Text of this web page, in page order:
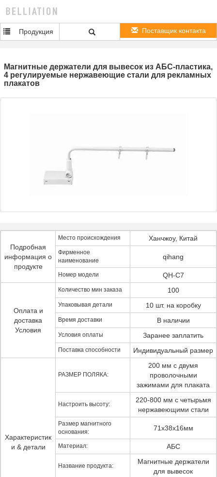
Продукция Поставщик контакта
Магнитные держатели для вывесок из АБС-пластика,
4 регулируемые нержавеющие стали для рекламных
плакатов
Подробная
информация о
продукте
Место происхождения Ханчжоу, Китай
Фирменное
наименование
qihang
Номер модели QH-C7
Оплата и
доставка
Условия
Количество мин заказа 100
Упаковывая детали 10 шт. на коробку
Время доставки В наличии
Условия оплаты Заранее заплатить
Поставка способности Индивидуальный размер
Характеристик
и & детали
РАЗМЕР ПОЛЯКА:
200 мм с двумя
проволочными
зажимами для плаката
Настроить высоту:
220-800 мм с четырьмя
нержавеющими стали
Размер магнитного
основания:
71x38x16мм
Материал: АБС
Название продукта:
Магнитные держатели
для вывесок